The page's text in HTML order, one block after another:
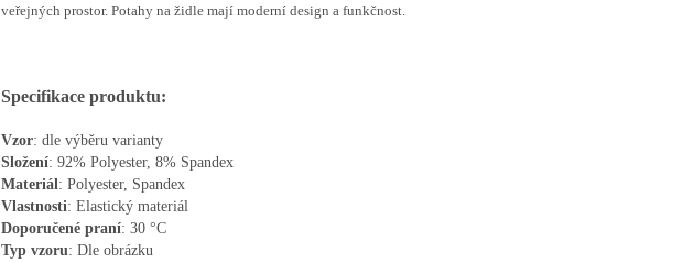
veřejných prostor. Potahy na židle mají moderní design a funkčnost.
Specifikace produktu:
Vzor: dle výběru varianty
Složení: 92% Polyester, 8% Spandex
Materiál: Polyester, Spandex
Vlastnosti: Elastický materiál
Doporučené praní: 30 °C
Typ vzoru: Dle obrázku